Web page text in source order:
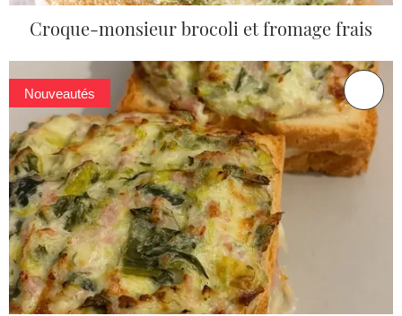
Croque-monsieur brocoli et fromage frais
Nouveautés